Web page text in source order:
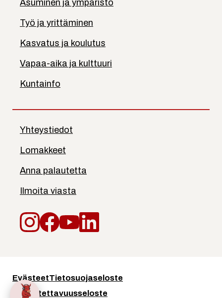
Asuminen ja ympäristö
Työ ja yrittäminen
Kasvatus ja koulutus
Vapaa-aika ja kulttuuri
Kuntainfo
Yhteystiedot
Lomakkeet
Anna palautetta
Ilmoita viasta
Instagram
Facebook
YouTube
LinkedIn
EvästeetTietosuojaseloste
Saavutettavuusseloste